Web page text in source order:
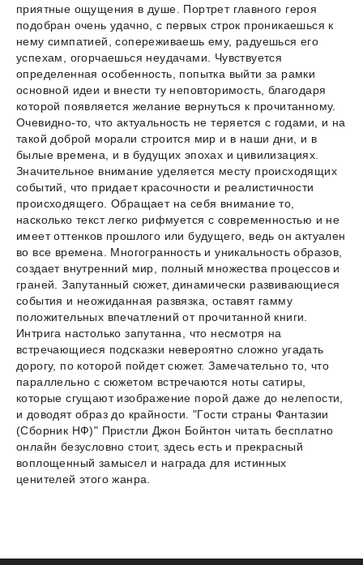
приятные ощущения в душе. Портрет главного героя
подобран очень удачно, с первых строк проникаешься к
нему симпатией, сопереживаешь ему, радуешься его
успехам, огорчаешься неудачами. Чувствуется
определенная особенность, попытка выйти за рамки
основной идеи и внести ту неповторимость, благодаря
которой появляется желание вернуться к прочитанному.
Очевидно-то, что актуальность не теряется с годами, и на
такой доброй морали строится мир и в наши дни, и в
былые времена, и в будущих эпохах и цивилизациях.
Значительное внимание уделяется месту происходящих
событий, что придает красочности и реалистичности
происходящего. Обращает на себя внимание то,
насколько текст легко рифмуется с современностью и не
имеет оттенков прошлого или будущего, ведь он актуален
во все времена. Многогранность и уникальность образов,
создает внутренний мир, полный множества процессов и
граней. Запутанный сюжет, динамически развивающиеся
события и неожиданная развязка, оставят гамму
положительных впечатлений от прочитанной книги.
Интрига настолько запутанна, что несмотря на
встречающиеся подсказки невероятно сложно угадать
дорогу, по которой пойдет сюжет. Замечательно то, что
параллельно с сюжетом встречаются ноты сатиры,
которые сгущают изображение порой даже до нелепости,
и доводят образ до крайности. "Гости страны Фантазии
(Сборник НФ)" Пристли Джон Бойнтон читать бесплатно
онлайн безусловно стоит, здесь есть и прекрасный
воплощенный замысел и награда для истинных
ценителей этого жанра.